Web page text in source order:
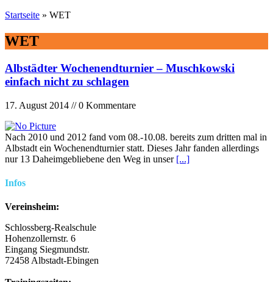
Startseite » WET
WET
Albstädter Wochenendturnier – Muschkowski
einfach nicht zu schlagen
17. August 2014 // 0 Kommentare
Nach 2010 und 2012 fand vom 08.-10.08. bereits zum dritten mal in
Albstadt ein Wochenendturnier statt. Dieses Jahr fanden allerdings
nur 13 Daheimgebliebene den Weg in unser [...]
Infos
Vereinsheim:
Schlossberg-Realschule
Hohenzollernstr. 6
Eingang Siegmundstr.
72458 Albstadt-Ebingen